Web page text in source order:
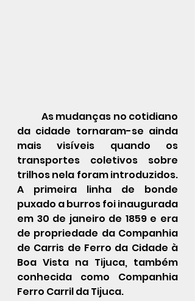
da cidade tornaram-se ainda
mais visíveis quando os
transportes coletivos sobre
trilhos nela foram introduzidos.
A primeira linha de bonde
puxado a burros foi inaugurada
em 30 de janeiro de 1859 e era
de propriedade da Companhia
de Carris de Ferro da Cidade à
Boa Vista na Tijuca, também
conhecida como Companhia
Ferro Carril da Tijuca.